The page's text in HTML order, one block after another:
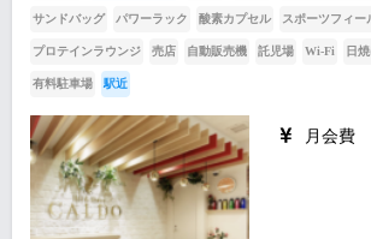
サンドバッグ パワーラック 酸素カプセル スポーツフィー
プロテインラウンジ 売店 自動販売機 託児場 Wi-Fi 日
有料駐車場 駅近
月会費